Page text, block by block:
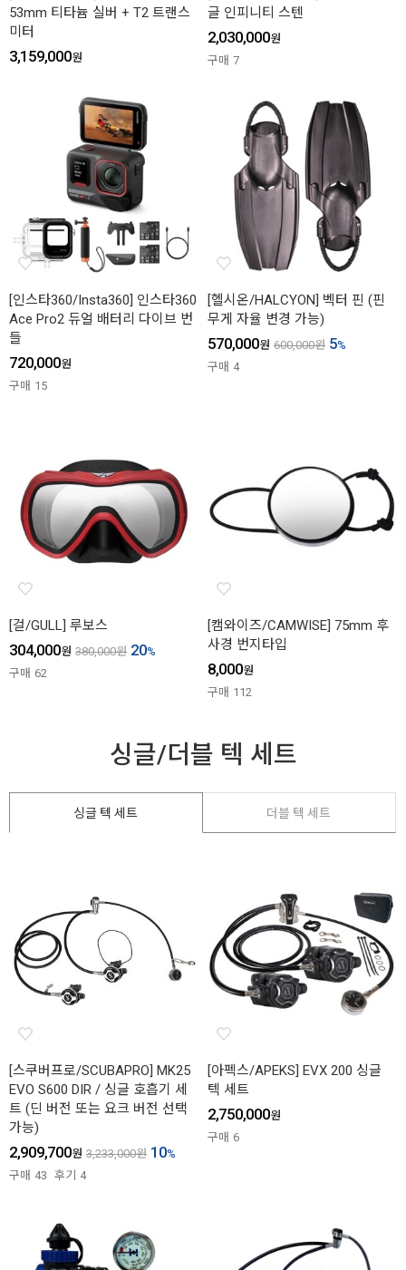
53mm 티타늄 실버 + T2 트랜스
미터
3,159,000원
글 인피니티 스텐
2,030,000원
구매 7
[인스타360/Insta360] 인스타360
Ace Pro2 듀얼 배터리 다이브 번
들
720,000원
구매 15
[헬시온/HALCYON] 벡터 핀 (핀
무게 자율 변경 가능)
570,000원 600,000원 5%
구매 4
[걸/GULL] 루보스
304,000원 380,000원 20%
구매 62
[캠와이즈/CAMWISE] 75mm 후
사경 번지타입
8,000원
구매 112
싱글/더블 텍 세트
싱글 텍 세트 더블 텍 세트
[스쿠버프로/SCUBAPRO] MK25
EVO S600 DIR / 싱글 호흡기 세
트 (딘 버전 또는 요크 버전 선택
가능)
2,909,700원 3,233,000원 10%
구매 43 후기 4
[아펙스/APEKS] EVX 200 싱글
텍 세트
2,750,000원
구매 6